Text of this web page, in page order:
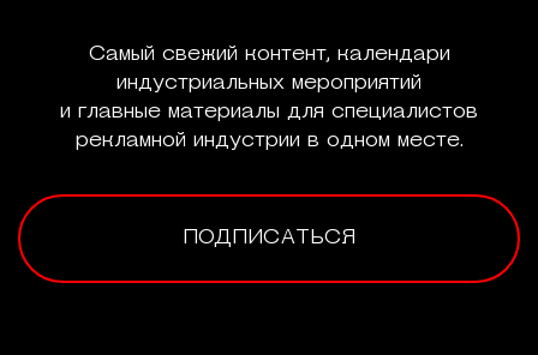
Самый свежий контент, календари
индустриальных мероприятий
и главные материалы для специалистов
рекламной индустрии в одном месте.
ПОДПИСАТЬСЯ